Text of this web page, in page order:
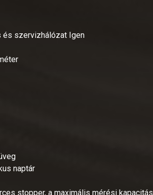
szervizhálózat Igen
naptár
stopper, a maximális mérési kapacitás